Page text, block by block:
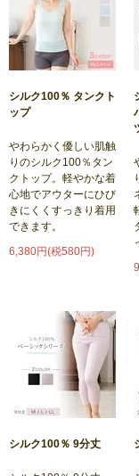
シルク100％ タンクト
ップ
やわらかく優しい肌触
りのシルク100％タン
クトップ。軽やかな着
心地でアウターにひび
きにくくすっきり着用
できます。
6,380円(税580円)
シルク100％ 9分丈